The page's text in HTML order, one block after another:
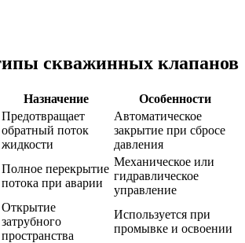
скважинных клапанов
Назначение Особенности
Предотвращает
обратный поток
жидкости
Автоматическое
закрытие при сбросе
давления
Полное перекрытие
потока при аварии
Механическое или
гидравлическое
управление
Открытие
затрубного
пространства
Используется при
промывке и освоении